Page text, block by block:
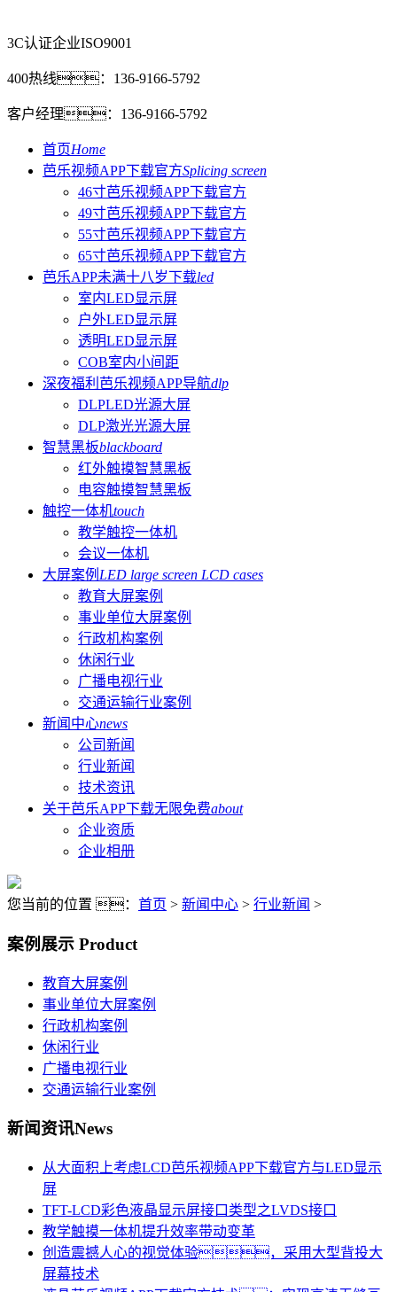
3C认证企业ISO9001
400热线： 136-9166-5792
客户经理： 136-9166-5792
首页Home
芭乐视频APP下载官方Splicing screen
46寸芭乐视频APP下载官方
49寸芭乐视频APP下载官方
55寸芭乐视频APP下载官方
65寸芭乐视频APP下载官方
芭乐APP未满十八岁下载led
室内LED显示屏
户外LED显示屏
透明LED显示屏
COB室内小间距
深夜福利芭乐视频APP导航dlp
DLPLED光源大屏
DLP激光光源大屏
智慧黑板blackboard
红外触摸智慧黑板
电容触摸智慧黑板
触控一体机touch
教学触控一体机
会议一体机
大屏案例 LED large screen LCD cases
教育大屏案例
事业单位大屏案例
行政机构案例
休闲行业
广播电视行业
交通运输行业案例
新闻中心news
公司新闻
行业新闻
技术资讯
关于芭乐APP下载无限免费about
企业资质
企业相册
您当前的位置 ： 首页 > 新闻中心 > 行业新闻 >
案例展示 Product
教育大屏案例
事业单位大屏案例
行政机构案例
休闲行业
广播电视行业
交通运输行业案例
新闻资讯News
从大面积上考虑LCD芭乐视频APP下载官方与LED显示
屏
TFT-LCD彩色液晶显示屏接口类型之LVDS接口
教学触摸一体机提升效率带动变革
创造震撼人心的视觉体验，采用大型背投大
屏幕技术